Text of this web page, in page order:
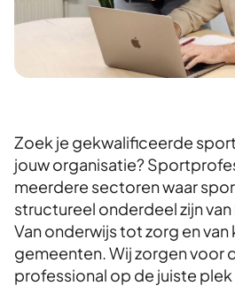
Zoek je gekwalificeerde
jouw organisatie?
meerdere sectoren waar
structureel onderdeel zijn
Van onderwijs tot zorg en
gemeenten. Wij zorgen voor
professional op de juiste plek